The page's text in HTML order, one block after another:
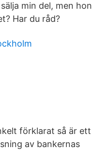
min del, men hon
Har du råd?
förklarat så är ett
av bankernas